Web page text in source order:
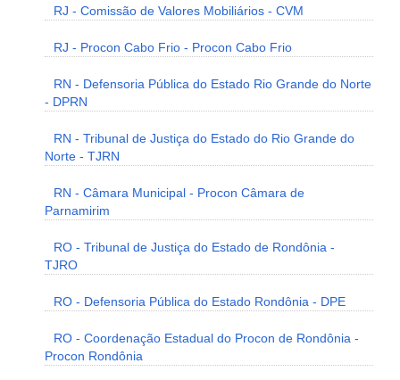
RJ - Comissão de Valores Mobiliários - CVM
RJ - Procon Cabo Frio - Procon Cabo Frio
RN - Defensoria Pública do Estado Rio Grande do Norte
- DPRN
RN - Tribunal de Justiça do Estado do Rio Grande do
Norte - TJRN
RN - Câmara Municipal - Procon Câmara de
Parnamirim
RO - Tribunal de Justiça do Estado de Rondônia -
TJRO
RO - Defensoria Pública do Estado Rondônia - DPE
RO - Coordenação Estadual do Procon de Rondônia -
Procon Rondônia